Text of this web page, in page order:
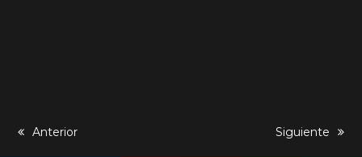
previous
Anterior
next
Siguiente